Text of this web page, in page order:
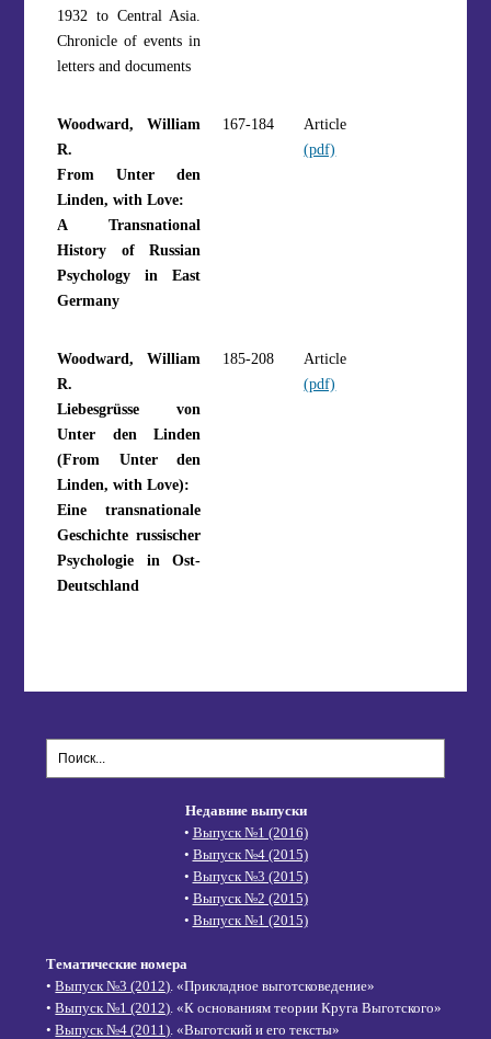
1932 to Central Asia.
Chronicle of events in
letters and documents
Woodward, William
R.
From Unter den
Linden, with Love:
A Transnational
History of Russian
Psychology in East
Germany
167-184
Article
(pdf)
Woodward, William
R.
Liebesgrüsse von
Unter den Linden
(From Unter den
Linden, with Love):
Eine transnationale
Geschichte russischer
Psychologie in Ost-
Deutschland
185-208
Article
(pdf)
Недавние выпуски
• Выпуск №1 (2016)
• Выпуск №4 (2015)
• Выпуск №3 (2015)
• Выпуск №2 (2015)
• Выпуск №1 (2015)
Тематические номера
•Выпуск №3 (2012) . «Прикладное выготсковедение»
•Выпуск №1 (2012) . «К основаниям теории Круга Выготского»
•Выпуск №4 (2011) . «Выготский и его тексты»